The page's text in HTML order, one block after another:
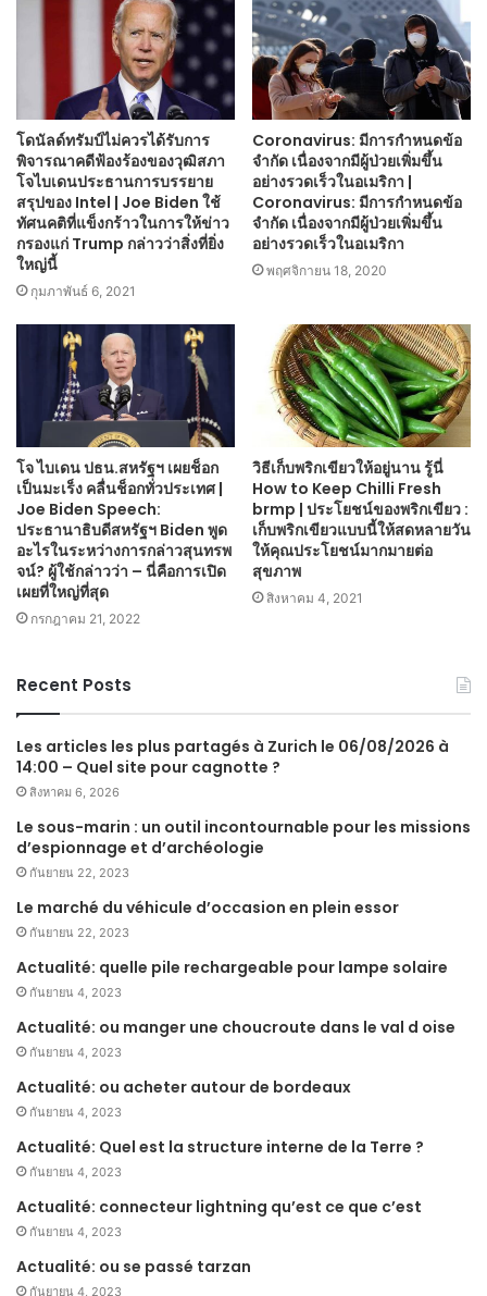
โดนัลด์ทรัมป์ไม่ควรได้รับการ
พิจารณาคดีฟ้องร้องของวุฒิสภา
โจไบเดนประธานการบรรยาย
สรุปของ Intel | Joe Biden ใช้
ทัศนคติที่แข็งกร้าวในการให้ข่าว
กรองแก่ Trump กล่าวว่าสิ่งที่ยิ่ง
ใหญ่นี้
กุมภาพันธ์ 6, 2021
Coronavirus: มีการกำหนดข้อ
จำกัด เนื่องจากมีผู้ป่วยเพิ่มขึ้น
อย่างรวดเร็วในอเมริกา |
Coronavirus: มีการกำหนดข้อ
จำกัด เนื่องจากมีผู้ป่วยเพิ่มขึ้น
อย่างรวดเร็วในอเมริกา
พฤศจิกายน 18, 2020
โจ ไบเดน ปธน.สหรัฐฯ เผยช็อก
เป็นมะเร็ง คลื่นช็อกทั่วประเทศ |
Joe Biden Speech:
ประธานาธิบดีสหรัฐฯ Biden พูด
อะไรในระหว่างการกล่าวสุนทรพ
จน์? ผู้ใช้กล่าวว่า – นี่คือการเปิด
เผยที่ใหญ่ที่สุด
กรกฎาคม 21, 2022
วิธีเก็บพริกเขียวให้อยู่นาน รู้นี่
How to Keep Chilli Fresh
brmp | ประโยชน์ของพริกเขียว :
เก็บพริกเขียวแบบนี้ให้สดหลายวัน
ให้คุณประโยชน์มากมายต่อ
สุขภาพ
สิงหาคม 4, 2021
Recent Posts
Les articles les plus partagés à Zurich le 06/08/2026 à
14:00 – Quel site pour cagnotte ?
สิงหาคม 6, 2026
Le sous-marin : un outil incontournable pour les missions
d’espionnage et d’archéologie
กันยายน 22, 2023
Le marché du véhicule d’occasion en plein essor
กันยายน 22, 2023
Actualité: quelle pile rechargeable pour lampe solaire
กันยายน 4, 2023
Actualité: ou manger une choucroute dans le val d oise
กันยายน 4, 2023
Actualité: ou acheter autour de bordeaux
กันยายน 4, 2023
Actualité: Quel est la structure interne de la Terre ?
กันยายน 4, 2023
Actualité: connecteur lightning qu’est ce que c’est
กันยายน 4, 2023
Actualité: ou se passé tarzan
กันยายน 4, 2023